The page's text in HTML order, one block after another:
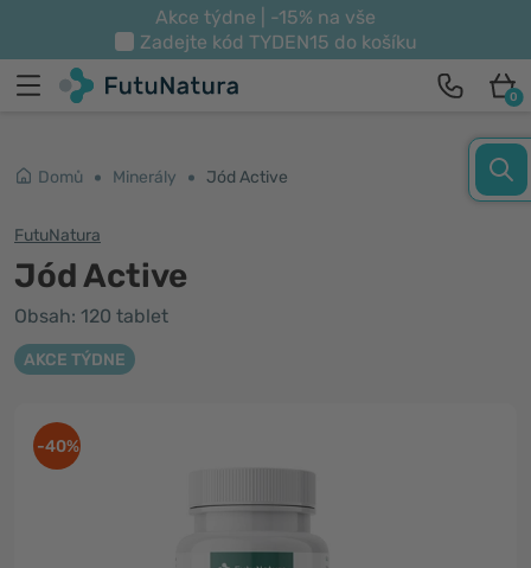
Akce týdne | -15% na vše
Zadejte kód TYDEN15 do košíku
0
Domů Minerály Jód Active
FutuNatura
Jód Active
Obsah: 120 tablet
AKCE TÝDNE
-40%